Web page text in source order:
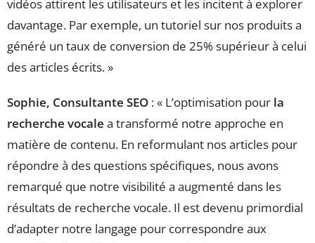
vidéos attirent les utilisateurs et les incitent à explorer
davantage. Par exemple, un tutoriel sur nos produits a
généré un taux de conversion de 25% supérieur à celui
des articles écrits. »
Sophie, Consultante SEO : « L’optimisation pour la
recherche vocale a transformé notre approche en
matière de contenu. En reformulant nos articles pour
répondre à des questions spécifiques, nous avons
remarqué que notre visibilité a augmenté dans les
résultats de recherche vocale. Il est devenu primordial
d’adapter notre langage pour correspondre aux